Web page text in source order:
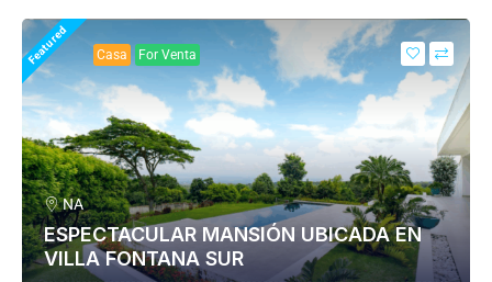
Featured Casa For Venta
NA
ESPECTACULAR MANSIÓN UBICADA EN
VILLA FONTANA SUR